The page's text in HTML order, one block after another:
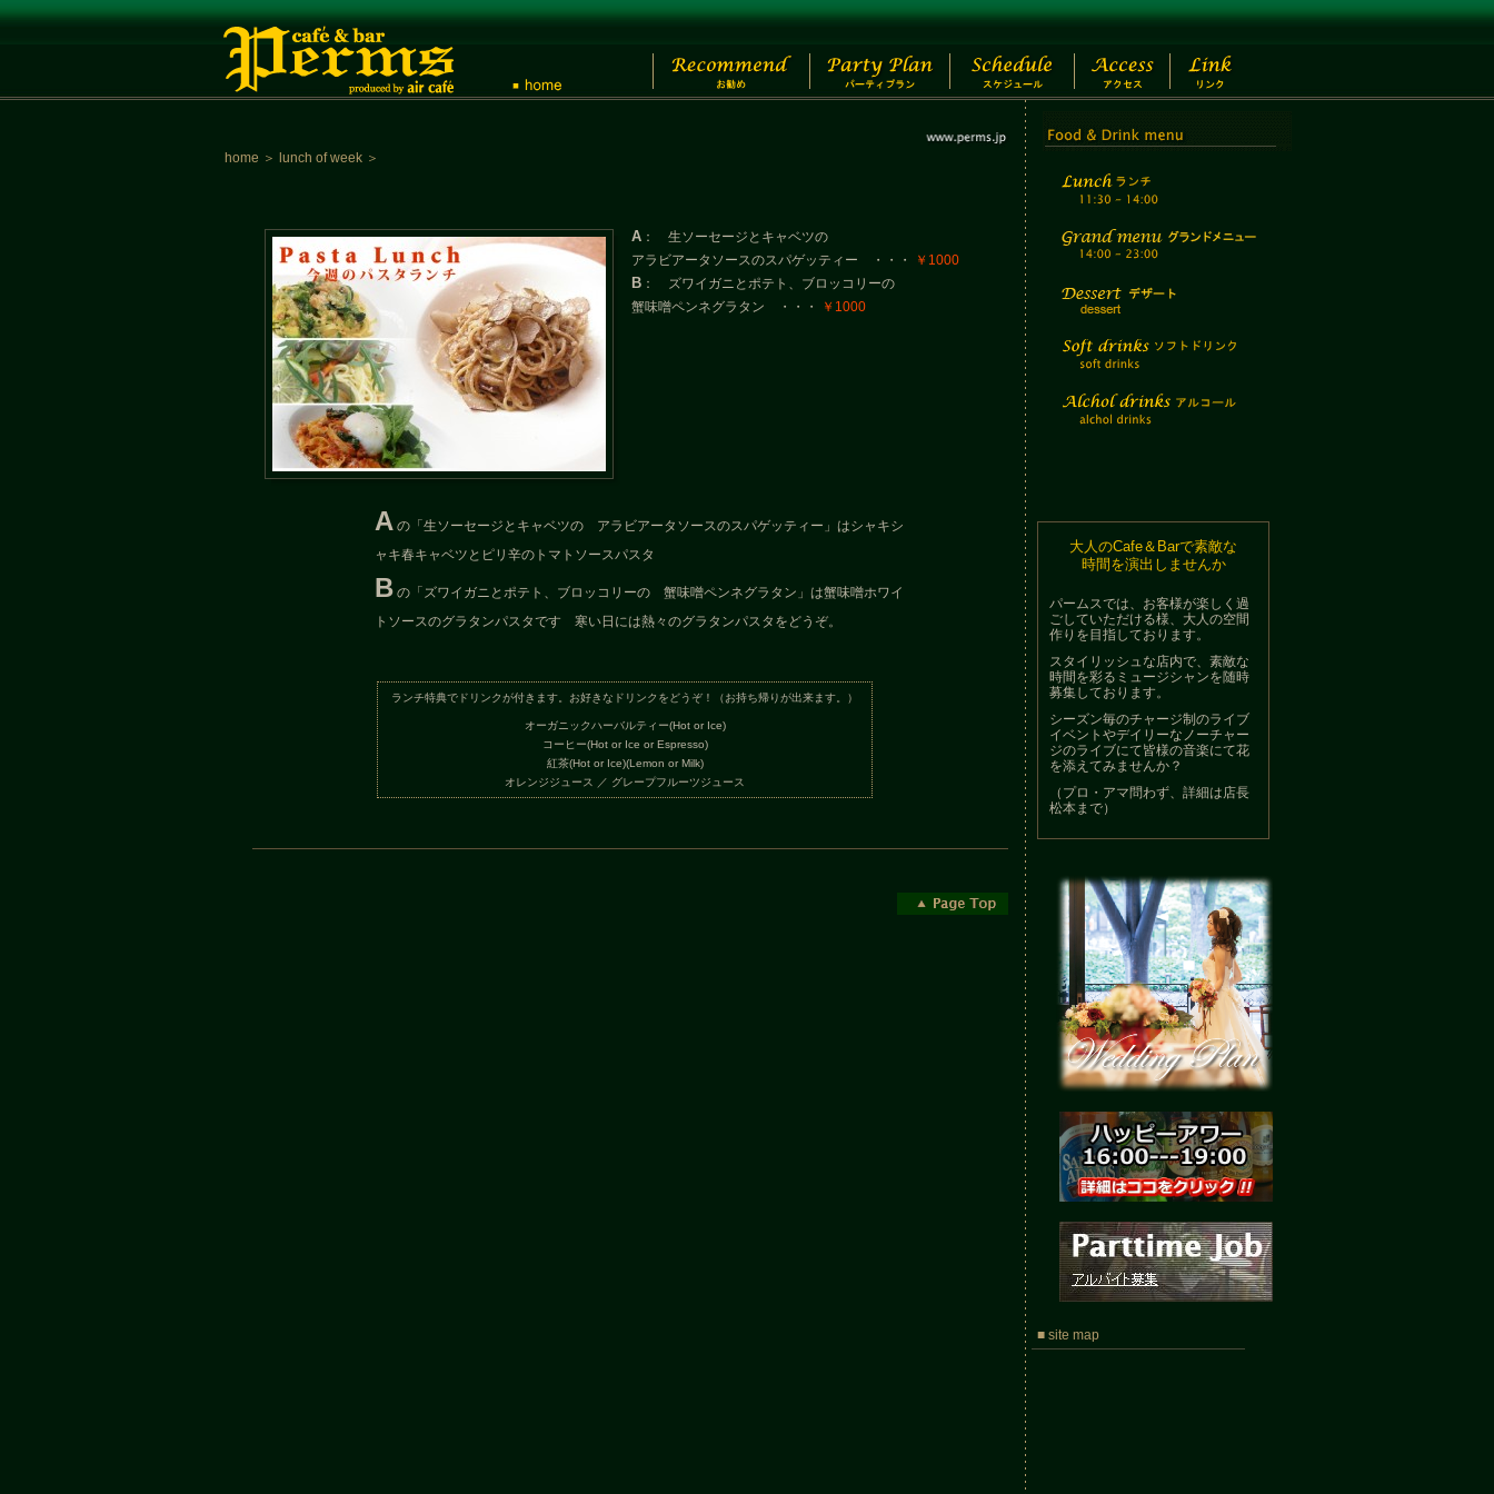
home ＞ lunch of week ＞
A ： 生ソーセージとキャベツの
アラビアータソースのスパゲッティー ・・・
￥1000
B ： ズワイガニとポテト、ブロッコリーの
蟹味噌ペンネグラタン ・・・
￥1000
A の「生ソーセージとキャベツの アラビアータソースのスパゲッティー」はシャキシ
ャキ春キャベツとピリ辛のトマトソースパスタ
B の「ズワイガニとポテト、ブロッコリーの 蟹味噌ペンネグラタン」は蟹味噌ホワイ
トソースのグラタンパスタです 寒い日には熱々のグラタンパスタをどうぞ。
ランチ特典でドリンクが付きます。お好きなドリンクをどうぞ！（お持ち帰りが出来ます。）
オーガニックハーバルティー(Hot or Ice)
コーヒー(Hot or Ice or Espresso)
紅茶(Hot or Ice)(Lemon or Milk)
オレンジジュース ／ グレープフルーツジュース
大人のCafe＆Barで素敵な
時間を演出しませんか
パームスでは、お客様が楽しく過
ごしていただける様、大人の空間
作りを目指しております。
スタイリッシュな店内で、素敵な
時間を彩るミュージシャンを随時
募集しております。
シーズン毎のチャージ制のライブ
イベントやデイリーなノーチャー
ジのライブにて皆様の音楽にて花
を添えてみませんか？
（プロ・アマ問わず、詳細は店長
松本まで）
■ site map